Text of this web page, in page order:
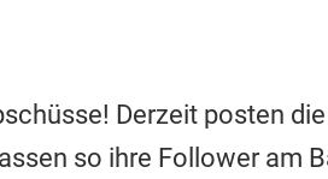
Derzeit posten
so ihre Follower am